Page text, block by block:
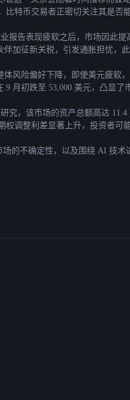
特币交易者正密切关注其是否
告表现疲软之后，市场因此提
加征新关税，引发通胀担忧，
风险偏好下降，即使美元疲软
月初跌至 53,000 美元，凸显了
究，该市场的资产总额高达
调整利差显著上升，投资者可
的不确定性，以及围绕 AI 技